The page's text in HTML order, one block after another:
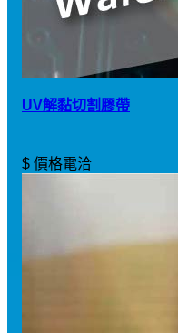
UV解黏切割膠帶
$ 價格電洽